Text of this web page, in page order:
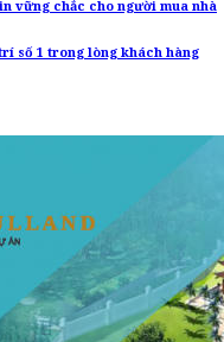
vững chắc cho người mua nhà
số 1 trong lòng khách hàng